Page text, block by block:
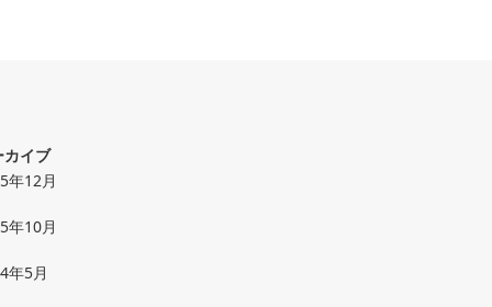
カイブ
年12月
年10月
年5月